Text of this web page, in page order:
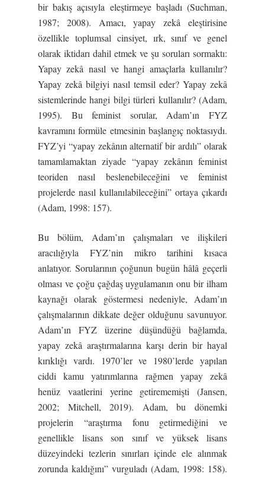
bir bakış açısıyla eleştirmeye başladı (Suchman,
1987; 2008). Amacı, yapay zekâ eleştirisine
özellikle toplumsal cinsiyet, ırk, sınıf ve genel
olarak iktidarı dahil etmek ve şu soruları sormaktı:
Yapay zekâ nasıl ve hangi amaçlarla kullanılır?
Yapay zekâ bilgiyi nasıl temsil eder? Yapay zekâ
sistemlerinde hangi bilgi türleri kullanılır? (Adam,
1995). Bu feminist sorular, Adam’ın FYZ
kavramını formüle etmesinin başlangıç ​​noktasıydı.
FYZ’yi “yapay zekânın alternatif bir ardılı” olarak
tamamlamaktan ziyade “yapay zekânın feminist
teoriden nasıl beslenebileceğini ve feminist
projelerde nasıl kullanılabileceğini” ortaya çıkardı
(Adam, 1998: 157).
Bu bölüm, Adam’ın çalışmaları ve ilişkileri
aracılığıyla FYZ’nin mikro tarihini kısaca
anlatıyor. Sorularının çoğunun bugün hâlâ geçerli
olması ve çoğu çağdaş uygulamanın onu bir ilham
kaynağı olarak göstermesi nedeniyle, Adam’ın
çalışmalarının dikkate değer olduğunu savunuyor.
Adam’ın FYZ üzerine düşündüğü bağlamda,
yapay zekâ araştırmalarına karşı derin bir hayal
kırıklığı vardı. 1970’ler ve 1980’lerde yapılan
ciddi kamu yatırımlarına rağmen yapay zekâ
henüz vaatlerini yerine getirememişti (Jansen,
2002; Mitchell, 2019). Adam, bu dönemki
projelerin “araştırma fonu getirmediğini ve
genellikle lisans son sınıf ve yüksek lisans
düzeyindeki tezlerin sınırları içinde ele alınmak
zorunda kaldığını” vurguladı (Adam, 1998: 158).